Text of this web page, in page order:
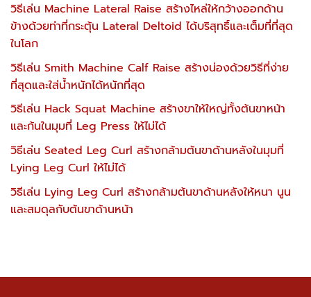
วิธีเล่น Machine Lateral Raise สร้างไหล่ให้กว้างออกด้าน
ข้างด้วยท่าที่กระตุ้น Lateral Deltoid ได้บริสุทธิ์และเต็มที่ที่สุด
ในโลก
วิธีเล่น Smith Machine Calf Raise สร้างน่องด้วยวิธีที่ง่าย
ที่สุดและใส่น้ำหนักได้หนักที่สุด
วิธีเล่น Hack Squat Machine สร้างขาให้ใหญ่ทั้งต้นขาหน้า
และก้นในมุมที่ Leg Press ให้ไม่ได้
วิธีเล่น Seated Leg Curl สร้างกล้ามต้นขาด้านหลังในมุมที่
Lying Leg Curl ให้ไม่ได้
วิธีเล่น Lying Leg Curl สร้างกล้ามต้นขาด้านหลังให้หนา นูน
และสมดุลกับต้นขาด้านหน้า